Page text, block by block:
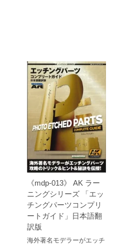
《mdp-013》 AK ラー
ニングシリーズ 「エッ
チングパーツコンプリ
ートガイド」日本語翻
訳版
海外著名モデラーがエッチ